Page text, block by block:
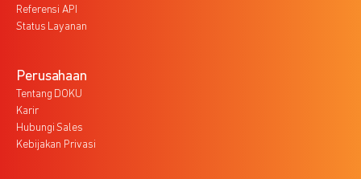
Referensi API
Status Layanan
Perusahaan
Tentang DOKU
Karir
Hubungi Sales
Kebijakan Privasi